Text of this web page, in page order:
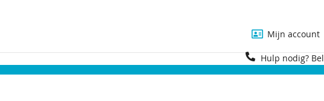
Mijn account
Hulp nodig? Bel